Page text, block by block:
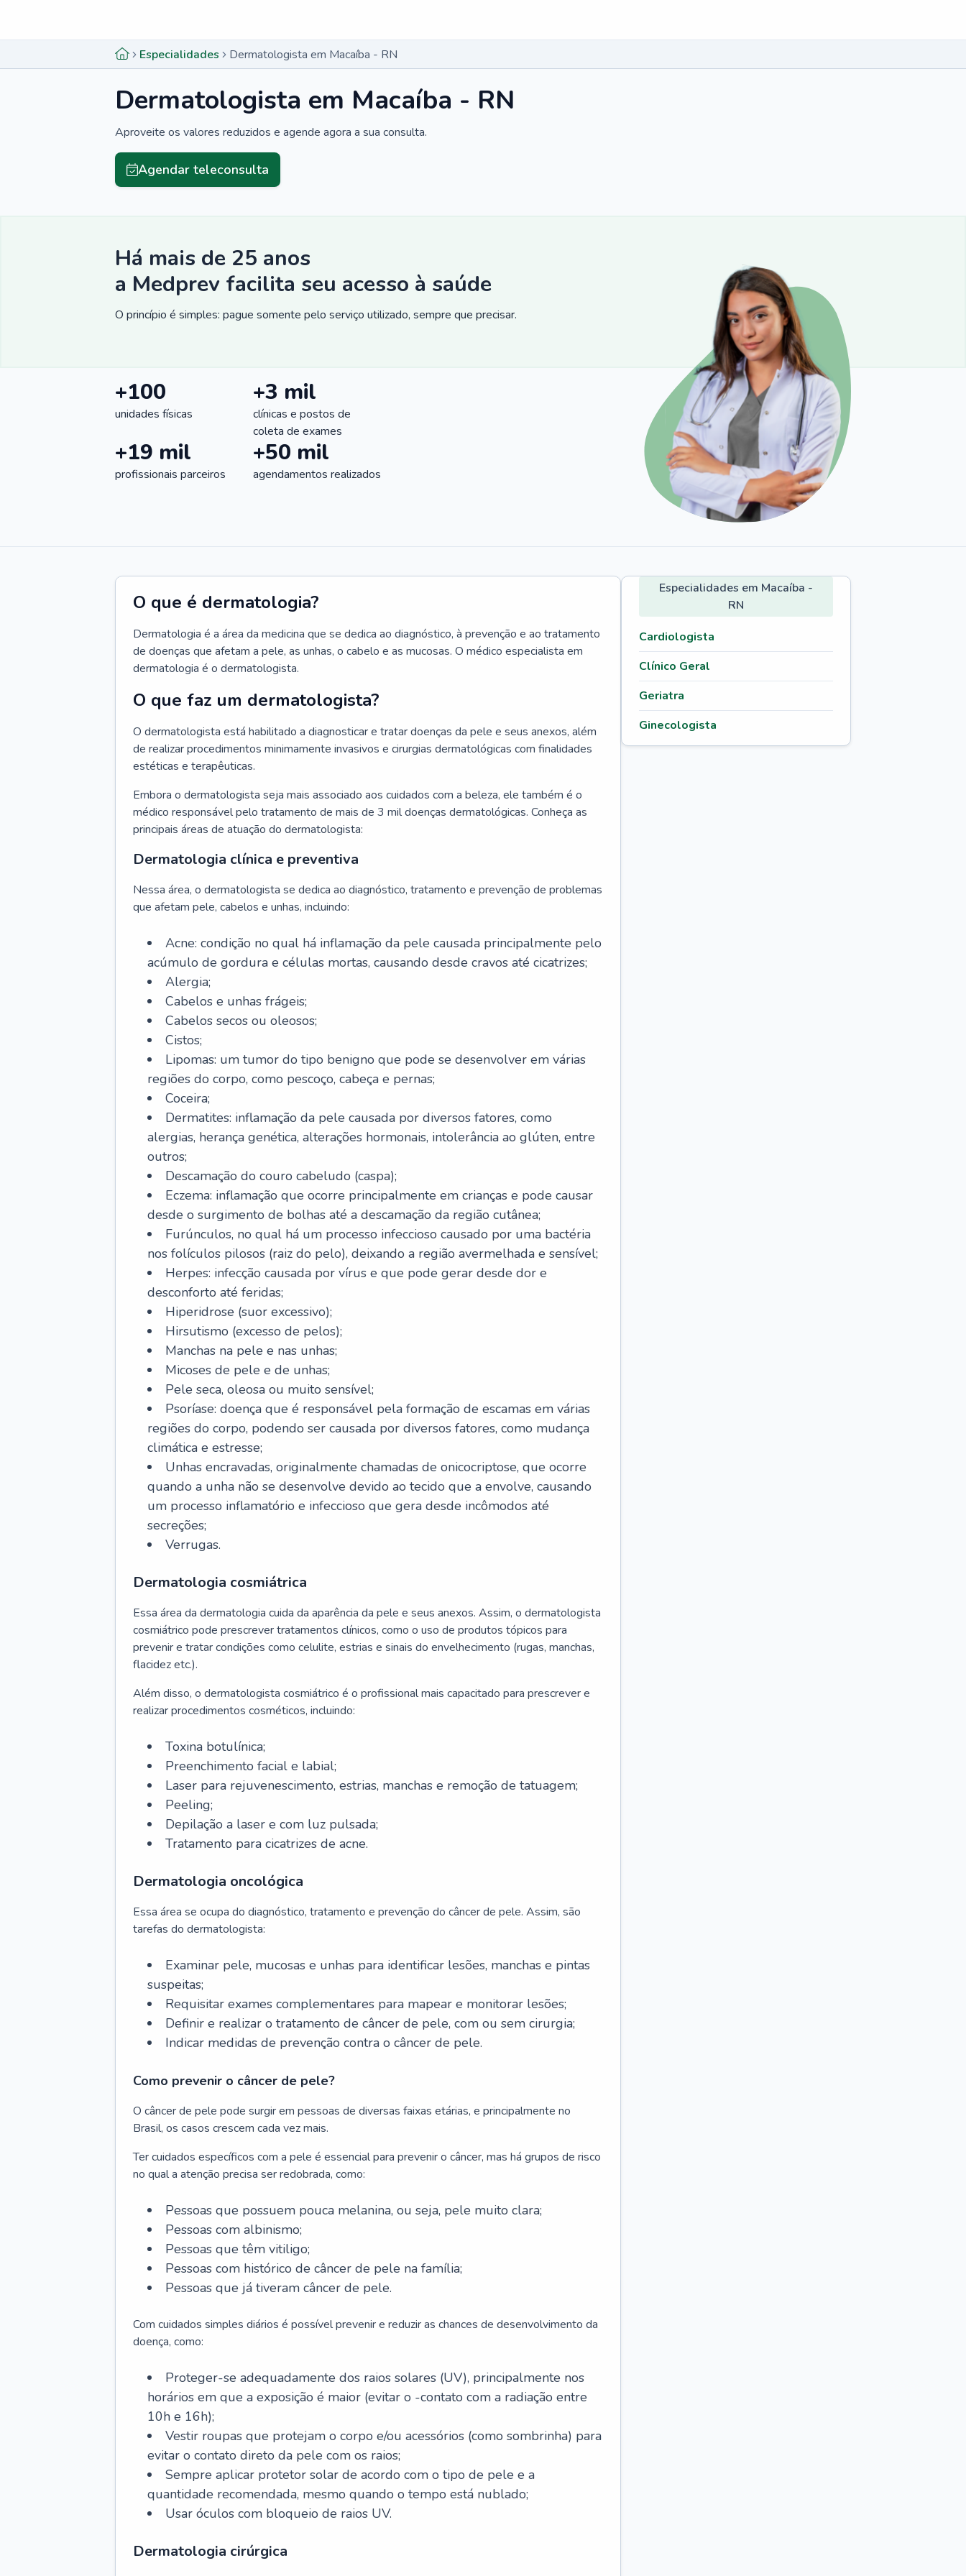
Especialidades Dermatologista em Macaíba - RN
Dermatologista em Macaíba - RN
Aproveite os valores reduzidos e agende agora a sua consulta.
Agendar teleconsulta
Há mais de 25 anos
a Medprev facilita seu acesso à saúde
O princípio é simples: pague somente pelo serviço utilizado, sempre que precisar.
+100
unidades físicas
+3 mil
clínicas e postos de
coleta de exames
+19 mil
profissionais parceiros
+50 mil
agendamentos realizados
O que é dermatologia?
Dermatologia é a área da medicina que se dedica ao diagnóstico, à prevenção e ao tratamento
de doenças que afetam a pele, as unhas, o cabelo e as mucosas. O médico especialista em
dermatologia é o dermatologista.
O que faz um dermatologista?
O dermatologista está habilitado a diagnosticar e tratar doenças da pele e seus anexos, além
de realizar procedimentos minimamente invasivos e cirurgias dermatológicas com finalidades
estéticas e terapêuticas.
Embora o dermatologista seja mais associado aos cuidados com a beleza, ele também é o
médico responsável pelo tratamento de mais de 3 mil doenças dermatológicas. Conheça as
principais áreas de atuação do dermatologista:
Dermatologia clínica e preventiva
Nessa área, o dermatologista se dedica ao diagnóstico, tratamento e prevenção de problemas
que afetam pele, cabelos e unhas, incluindo:
Acne: condição no qual há inflamação da pele causada principalmente pelo
acúmulo de gordura e células mortas, causando desde cravos até cicatrizes;
Alergia;
Cabelos e unhas frágeis;
Cabelos secos ou oleosos;
Cistos;
Lipomas: um tumor do tipo benigno que pode se desenvolver em várias
regiões do corpo, como pescoço, cabeça e pernas;
Coceira;
Dermatites: inflamação da pele causada por diversos fatores, como
alergias, herança genética, alterações hormonais, intolerância ao glúten, entre
outros;
Descamação do couro cabeludo (caspa);
Eczema: inflamação que ocorre principalmente em crianças e pode causar
desde o surgimento de bolhas até a descamação da região cutânea;
Furúnculos, no qual há um processo infeccioso causado por uma bactéria
nos folículos pilosos (raiz do pelo), deixando a região avermelhada e sensível;
Herpes: infecção causada por vírus e que pode gerar desde dor e
desconforto até feridas;
Hiperidrose (suor excessivo);
Hirsutismo (excesso de pelos);
Manchas na pele e nas unhas;
Micoses de pele e de unhas;
Pele seca, oleosa ou muito sensível;
Psoríase: doença que é responsável pela formação de escamas em várias
regiões do corpo, podendo ser causada por diversos fatores, como mudança
climática e estresse;
Unhas encravadas, originalmente chamadas de onicocriptose, que ocorre
quando a unha não se desenvolve devido ao tecido que a envolve, causando
um processo inflamatório e infeccioso que gera desde incômodos até
secreções;
Verrugas.
Dermatologia cosmiátrica
Essa área da dermatologia cuida da aparência da pele e seus anexos. Assim, o dermatologista
cosmiátrico pode prescrever tratamentos clínicos, como o uso de produtos tópicos para
prevenir e tratar condições como celulite, estrias e sinais do envelhecimento (rugas, manchas,
flacidez etc.).
Além disso, o dermatologista cosmiátrico é o profissional mais capacitado para prescrever e
realizar procedimentos cosméticos, incluindo:
Toxina botulínica;
Preenchimento facial e labial;
Laser para rejuvenescimento, estrias, manchas e remoção de tatuagem;
Peeling;
Depilação a laser e com luz pulsada;
Tratamento para cicatrizes de acne.
Dermatologia oncológica
Essa área se ocupa do diagnóstico, tratamento e prevenção do câncer de pele. Assim, são
tarefas do dermatologista:
Examinar pele, mucosas e unhas para identificar lesões, manchas e pintas
suspeitas;
Requisitar exames complementares para mapear e monitorar lesões;
Definir e realizar o tratamento de câncer de pele, com ou sem cirurgia;
Indicar medidas de prevenção contra o câncer de pele.
Como prevenir o câncer de pele?
O câncer de pele pode surgir em pessoas de diversas faixas etárias, e principalmente no
Brasil, os casos crescem cada vez mais.
Ter cuidados específicos com a pele é essencial para prevenir o câncer, mas há grupos de risco
no qual a atenção precisa ser redobrada, como:
Pessoas que possuem pouca melanina, ou seja, pele muito clara;
Pessoas com albinismo;
Pessoas que têm vitiligo;
Pessoas com histórico de câncer de pele na família;
Pessoas que já tiveram câncer de pele.
Com cuidados simples diários é possível prevenir e reduzir as chances de desenvolvimento da
doença, como:
Proteger-se adequadamente dos raios solares (UV), principalmente nos
horários em que a exposição é maior (evitar o -contato com a radiação entre
10h e 16h);
Vestir roupas que protejam o corpo e/ou acessórios (como sombrinha) para
evitar o contato direto da pele com os raios;
Sempre aplicar protetor solar de acordo com o tipo de pele e a
quantidade recomendada, mesmo quando o tempo está nublado;
Usar óculos com bloqueio de raios UV.
Dermatologia cirúrgica
Especialidades em Macaíba -
RN
Cardiologista
Clínico Geral
Geriatra
Ginecologista